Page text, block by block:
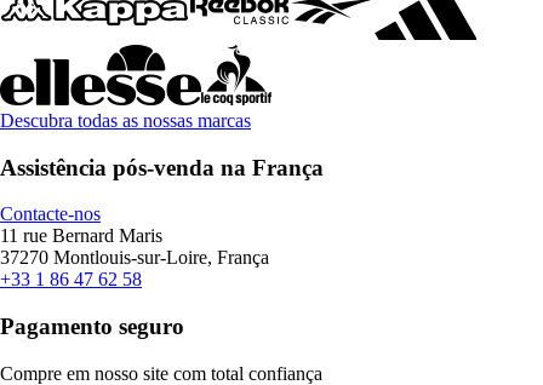
Descubra todas as nossas marcas
Assistência pós-venda na França
Contacte-nos
11 rue Bernard Maris
37270 Montlouis-sur-Loire, França
+33 1 86 47 62 58
Pagamento seguro
Compre em nosso site com total confiança